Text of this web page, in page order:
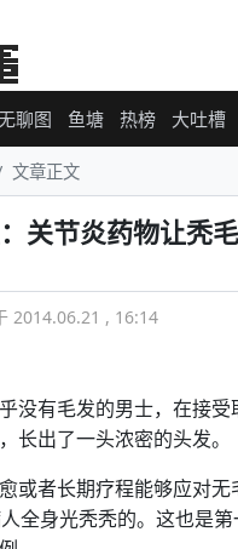
聊图 鱼塘 热榜 大吐槽
文章正文
关节炎药物让秃
2014.06.21 , 16:14
没有毛发的男士，在接
长出了一头浓密的头发。
或者长期疗程能够应对
全身光秃秃的。这也是